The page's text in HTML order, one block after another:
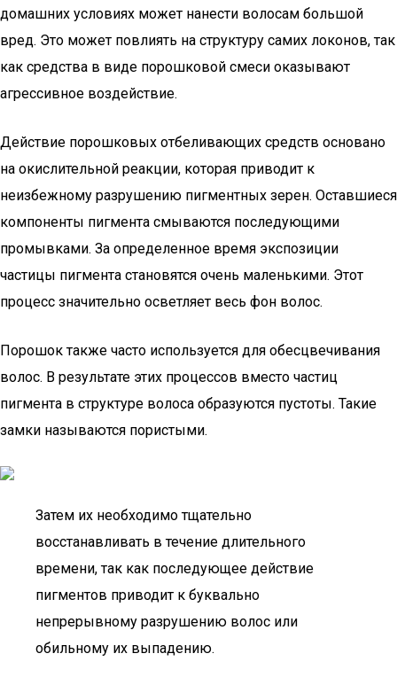
домашних условиях может нанести волосам большой
вред. Это может повлиять на структуру самих локонов, так
как средства в виде порошковой смеси оказывают
агрессивное воздействие.
Действие порошковых отбеливающих средств основано
на окислительной реакции, которая приводит к
неизбежному разрушению пигментных зерен. Оставшиеся
компоненты пигмента смываются последующими
промывками. За определенное время экспозиции
частицы пигмента становятся очень маленькими. Этот
процесс значительно осветляет весь фон волос.
Порошок также часто используется для обесцвечивания
волос. В результате этих процессов вместо частиц
пигмента в структуре волоса образуются пустоты. Такие
замки называются пористыми.
Затем их необходимо тщательно
восстанавливать в течение длительного
времени, так как последующее действие
пигментов приводит к буквально
непрерывному разрушению волос или
обильному их выпадению.